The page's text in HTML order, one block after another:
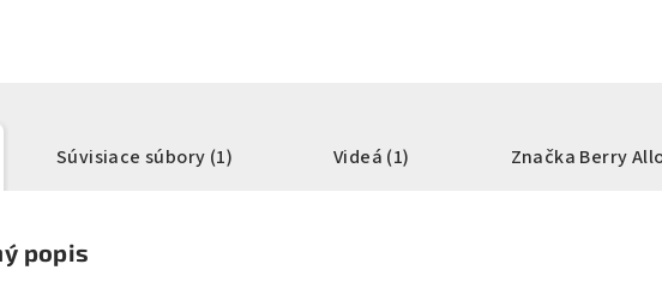
Súvisiace súbory (1) Videá (1) Značka Berry
popis